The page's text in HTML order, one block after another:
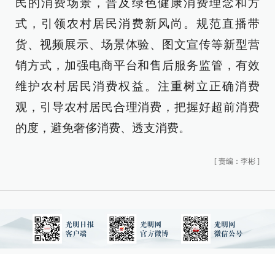
民的消费场景，普及绿色健康消费理念和方
式，引领农村居民消费新风尚。规范直播带
货、视频展示、场景体验、图文宣传等新型营
销方式，加强电商平台和售后服务监管，有效
维护农村居民消费权益。注重树立正确消费
观，引导农村居民合理消费，把握好超前消费
的度，避免奢侈消费、透支消费。
[ 责编：李彬 ]